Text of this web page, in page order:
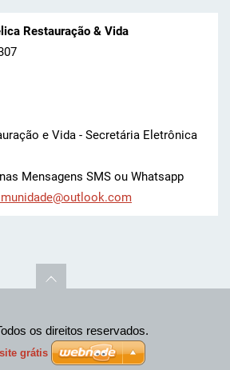
Restauração & Vida
e Vida - Secretária Eletrônica
Mensagens SMS ou Whatsapp
ade@outl ook.com
os direitos reservados.
grátis